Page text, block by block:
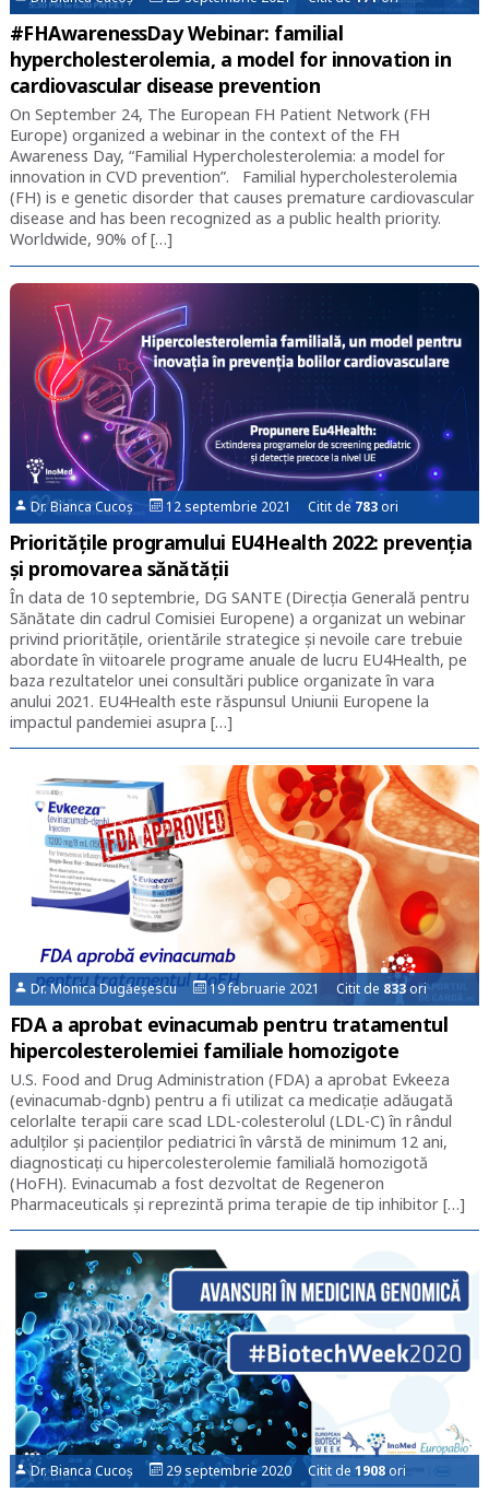
#FHAwarenessDay Webinar: familial
hypercholesterolemia, a model for innovation in
cardiovascular disease prevention
On September 24, The European FH Patient Network (FH
Europe) organized a webinar in the context of the FH
Awareness Day, “Familial Hypercholesterolemia: a model for
innovation in CVD prevention”. Familial hypercholesterolemia
(FH) is e genetic disorder that causes premature cardiovascular
disease and has been recognized as a public health priority.
Worldwide, 90% of […]
Dr. Bianca Cucoș 12 septembrie 2021 Citit de783ori
Prioritățile programului EU4Health 2022: prevenția
și promovarea sănătății
În data de 10 septembrie, DG SANTE (Direcția Generală pentru
Sănătate din cadrul Comisiei Europene) a organizat un webinar
privind prioritățile, orientările strategice și nevoile care trebuie
abordate în viitoarele programe anuale de lucru EU4Health, pe
baza rezultatelor unei consultări publice organizate în vara
anului 2021. EU4Health este răspunsul Uniunii Europene la
impactul pandemiei asupra […]
Dr. Monica Dugăeșescu 19 februarie 2021 Citit de 833ori
FDA a aprobat evinacumab pentru tratamentul
hipercolesterolemiei familiale homozigote
U.S. Food and Drug Administration (FDA) a aprobat Evkeeza
(evinacumab-dgnb) pentru a fi utilizat ca medicație adăugată
celorlalte terapii care scad LDL-colesterolul (LDL-C) în rândul
adulților și pacienților pediatrici în vârstă de minimum 12 ani,
diagnosticați cu hipercolesterolemie familială homozigotă
(HoFH). Evinacumab a fost dezvoltat de Regeneron
Pharmaceuticals și reprezintă prima terapie de tip inhibitor […]
Dr. Bianca Cucoș 29 septembrie 2020 Citit de1908ori